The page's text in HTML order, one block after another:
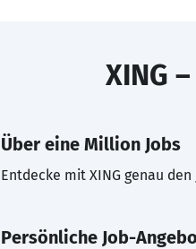
XING
Über eine Million Jobs
Entdecke mit XING genau
Persönliche Job-